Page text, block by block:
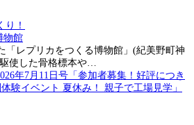
り！
物館
「レプリカをつくる博物館」(紀美野町神
使した骨格標本や…